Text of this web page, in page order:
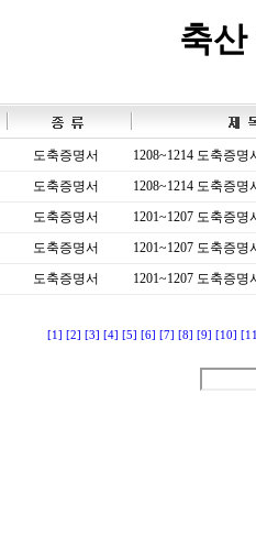
축
도축증명서 1208~1214 도축증명
도축증명서 1208~1214 도축증명
도축증명서 1201~1207 도축증명
도축증명서 1201~1207 도축증명
도축증명서 1201~1207 도축증명
[1] [2] [3] [4] [5] [6] [7] [8] [9] [10]